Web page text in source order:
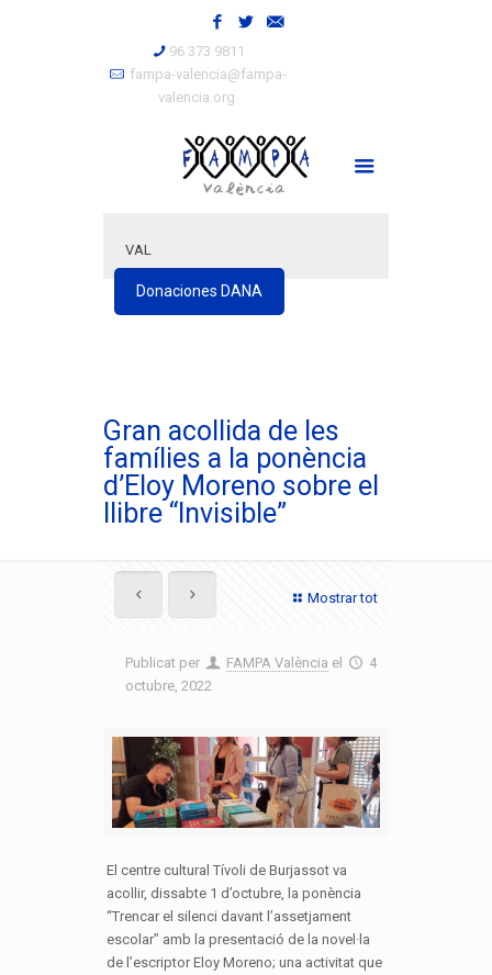
96 373 9811
fampa-valencia@fampa-
valencia.org
VAL
Donaciones DANA
Gran acollida de les
famílies a la ponència
d’Eloy Moreno sobre el
llibre “Invisible”
Mostrar tot
Publicat per FAMPA València el
4
octubre, 2022
El centre cultural Tívoli de Burjassot va
acollir, dissabte 1 d’octubre, la ponència
“Trencar el silenci davant l’assetjament
escolar” amb la presentació de la novel·la
de l’escriptor Eloy Moreno; una activitat que